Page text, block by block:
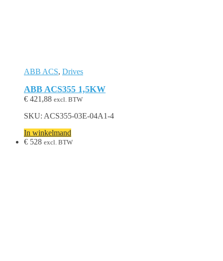
ABB ACS, Drives
ABB ACS355 1,5KW
€ 421,88 excl. BTW
SKU: ACS355-03E-04A1-4
In winkelmand
€ 528 excl. BTW